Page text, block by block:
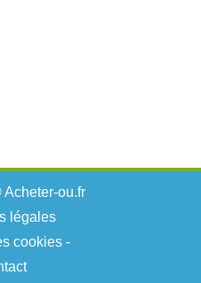
ou.fr
légales
cookies-